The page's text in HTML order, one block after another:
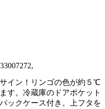
イン！リンゴの色が約５℃
す。冷蔵庫のドアポケット
ックケース付き。上フタを